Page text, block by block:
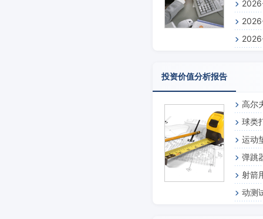
投资价值分析报告
高尔
球类
运动
弹跳
射箭
动测